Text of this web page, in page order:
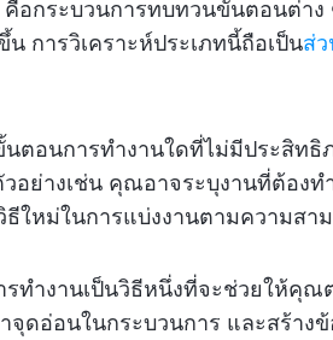
คือกระบวนการทบทวนขั้นตอนต่าง
การวิเคราะห์ประเภทนี้ถือเป็นส่
ตอนการทำงานใดที่ไม่มีประสิทธิ
อย่างเช่น คุณอาจระบุงานที่ต้อง
ใหม่ในการแบ่งงานตามความส
รทำงานเป็นวิธีหนึ่งที่จะช่วยให้คุ
ดอ่อนในกระบวนการ และสร้างข้